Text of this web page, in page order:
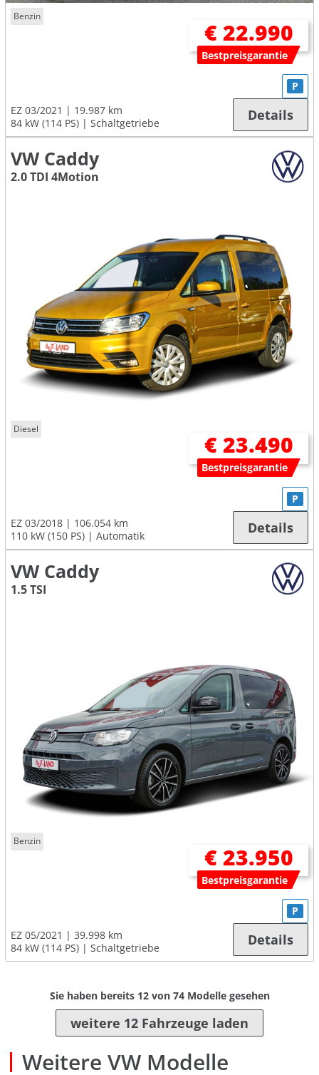
Benzin
€ 22.990
Bestpreisgarantie
EZ 03/2021
19.987 km
84 kW (114 PS)
Schaltgetriebe
P
Details
VW Caddy
2.0 TDI 4Motion
Diesel
€ 23.490
Bestpreisgarantie
EZ 03/2018
106.054 km
110 kW (150 PS)
Automatik
P
Details
VW Caddy
1.5 TSI
Benzin
€ 23.950
Bestpreisgarantie
EZ 05/2021
39.998 km
84 kW (114 PS)
Schaltgetriebe
P
Details
Sie haben bereits 12von 74Modelle gesehen
weitere 12 Fahrzeuge laden
Weitere VW Modelle